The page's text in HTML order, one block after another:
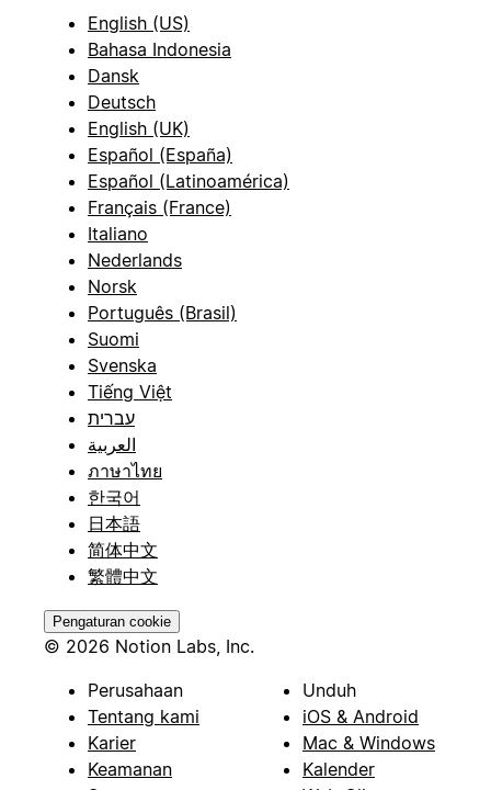
English (US)
Bahasa Indonesia
Dansk
Deutsch
English (UK)
Español (España)
Español (Latinoamérica)
Français (France)
Italiano
Nederlands
Norsk
Português (Brasil)
Suomi
Svenska
Tiếng Việt
עברית
العربية
ภาษาไทย
한국어
日本語
简体中文
繁體中文
Pengaturan cookie
© 2026 Notion Labs, Inc.
Perusahaan
Tentang kami
Karier
Keamanan
Unduh
iOS & Android
Mac & Windows
Kalender